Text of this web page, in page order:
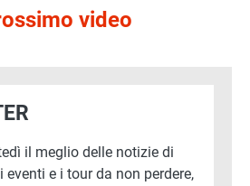
video
il meglio delle notizie di
eventi e i tour da non perdere,